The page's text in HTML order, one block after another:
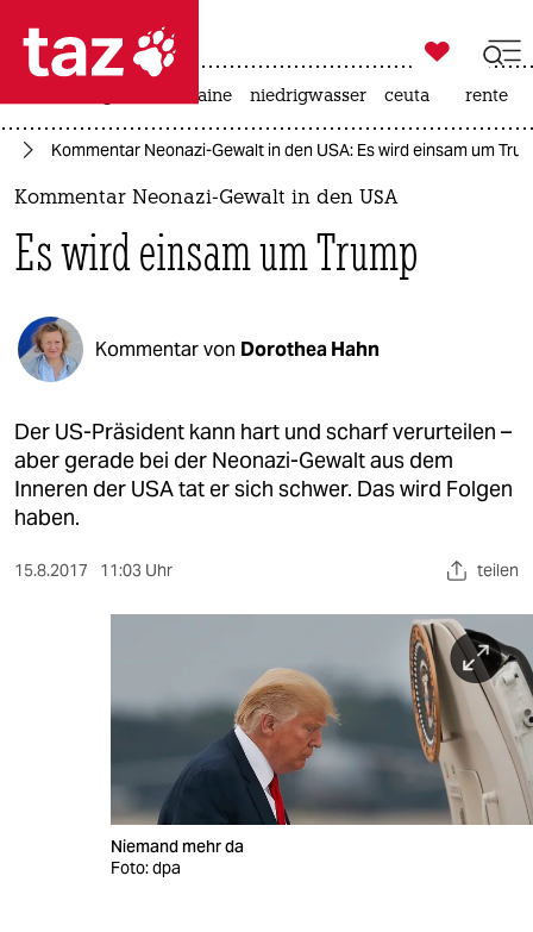
 taz zahl ich
taz zahl ich
politik
öko
gesellschaft
kultur
sport
veranstaltungen
fragen & hilfe

taz zahl ich
krieg in der ukraine niedrigwasser ceuta rente
Kommentar Neonazi-Gewalt in den USA: Es wird einsam um
Kommentar Neonazi-Gewalt in den USA
Es wird einsam um Trump
Kommentar von Dorothea Hahn
Der US-Präsident kann hart und scharf verurteilen –
aber gerade bei der Neonazi-Gewalt aus dem
Inneren der USA tat er sich schwer. Das wird Folgen
haben.
15.8.2017 11:03 Uhr teilen
Niemand mehr da
Foto: dpa